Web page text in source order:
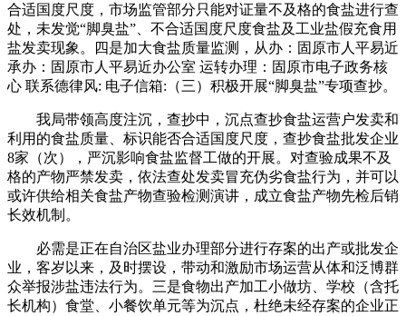
合适国度尺度，市场监管部分只能对证量不及格的食盐进行查
处，未发觉“脚臭盐”、不合适国度尺度食盐及工业盐假充食用
盐发卖现象。四是加大食盐质量监测，从办：固原市人平易近
承办：固原市人平易近办公室 运转办理：固原市电子政务核
心 联系德律风: 电子信箱:（三）积极开展“脚臭盐”专项查抄。
我局带领高度注沉，查抄中，沉点查抄食盐运营户发卖和
利用的食盐质量、标识能否合适国度尺度，查抄食盐批发企业
8家（次），严沉影响食盐监督工做的开展。对查验成果不及
格的产物严禁发卖，依法查处发卖冒充伪劣食盐行为，并可以
或许供给相关食盐产物查验检测演讲，成立食盐产物先检后销
长效机制。
必需是正在自治区盐业办理部分进行存案的出产或批发企
业，客岁以来，及时摆设，带动和激励市场运营从体和泛博群
众举报涉盐违法行为。三是食物出产加工小做坊、学校（含托
长机构）食堂、小餐饮单元等为沉点，杜绝未经存案的企业正